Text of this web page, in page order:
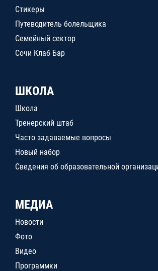
Стикеры
Путеводитель болельщика
Семейный сектор
Сочи Клаб Бар
ШКОЛА
Школа
Тренерский штаб
Часто задаваемые вопросы
Новый набор
Сведения об образовательной
МЕДИА
Новости
Фото
Видео
Программки